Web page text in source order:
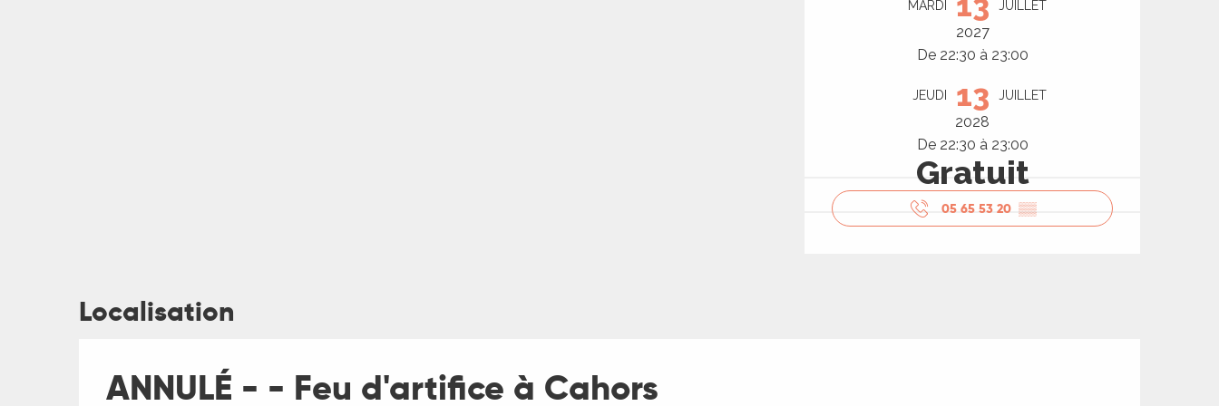
MARDI JUILLET
2027
De 22:30 à 23:00
JEUDI 13 JUILLET
2028
De 22:30 à 23:00
Gratuit
05 65 53 20 ▒▒
Localisation
ANNULÉ - - Feu d'artifice à Cahors